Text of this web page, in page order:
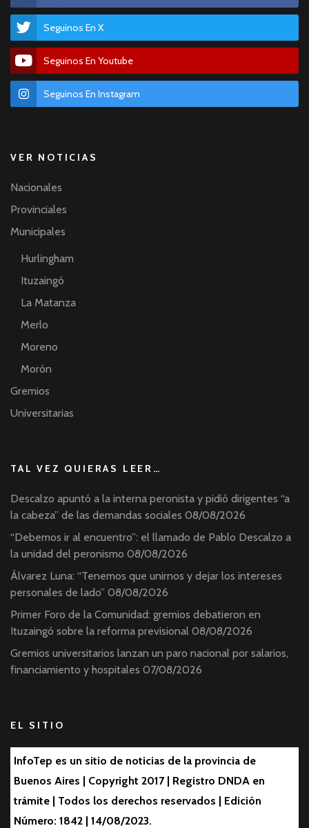
Seguinos En X
Seguinos En Youtube
Seguinos En Instagram
VER NOTICIAS
Nacionales
Provinciales
Municipales
Hurlingham
Ituzaingó
La Matanza
Merlo
Moreno
Morón
Gremios
Universitarias
TAL VEZ QUIERAS LEER…
Descalzo apuntó a la interna peronista y pidió dirigentes “a
la cabeza” de las demandas sociales 08/08/2026
“Debemos ir al encuentro”: el llamado de Pablo Descalzo a
la unidad del peronismo 08/08/2026
Álvarez Luna: “Tenemos que unirnos y dejar los intereses
personales de lado” 08/08/2026
Primer Foro de la Comunidad: gremios debatieron en
Ituzaingó sobre la reforma previsional 08/08/2026
Gremios universitarios lanzan un paro nacional por salarios,
financiamiento y hospitales 07/08/2026
EL SITIO
InfoTep es un sitio de noticias de la provincia de
Buenos Aires | Copyright 2017 | Registro DNDA en
trámite | Todos los derechos reservados | Edición
Número: 1842 | 14/08/2023.